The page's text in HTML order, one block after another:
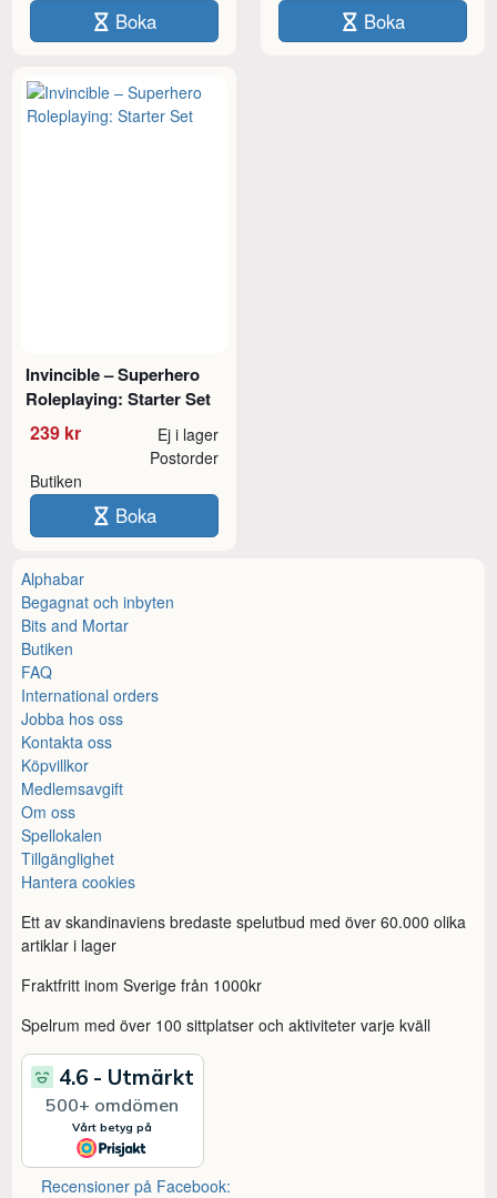
Boka Boka
Invincible – Superhero
Roleplaying: Starter Set
239 kr Ej i lager
Butiken
Postorder
Boka
Alphabar
Begagnat och inbyten
Bits and Mortar
Butiken
FAQ
International orders
Jobba hos oss
Kontakta oss
Köpvillkor
Medlemsavgift
Om oss
Spellokalen
Tillgänglighet
Hantera cookies
Ett av skandinaviens bredaste spelutbud med över 60.000 olika
artiklar i lager
Fraktfritt inom Sverige från 1000kr
Spelrum med över 100 sittplatser och aktiviteter varje kväll
Recensioner på Facebook: